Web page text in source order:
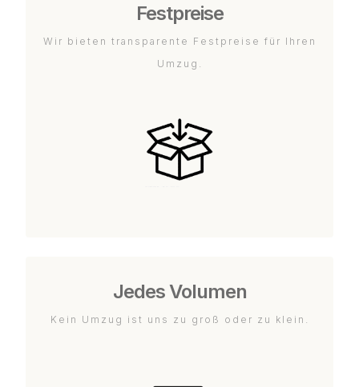
Festpreise
Wir bieten transparente Festpreise für Ihren
Umzug.
Jedes Volumen
Kein Umzug ist uns zu groß oder zu klein.